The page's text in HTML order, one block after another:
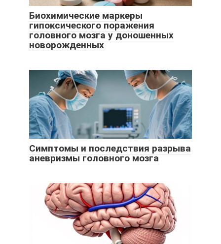
Биохимические маркеры
гипоксического поражения
головного мозга у доношенных
новорожденных
Симптомы и последствия разрыва
аневризмы головного мозга